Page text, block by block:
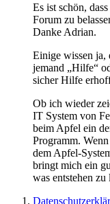
Es ist schön,
Forum zu
Danke Adrian.
Einige wissen ja,
jemand „Hilfe“
sicher Hilfe
Ob ich wieder
IT System von
beim Apfel ein
Programm.
dem Apfel-
bringt mich ein
was entstehen zu